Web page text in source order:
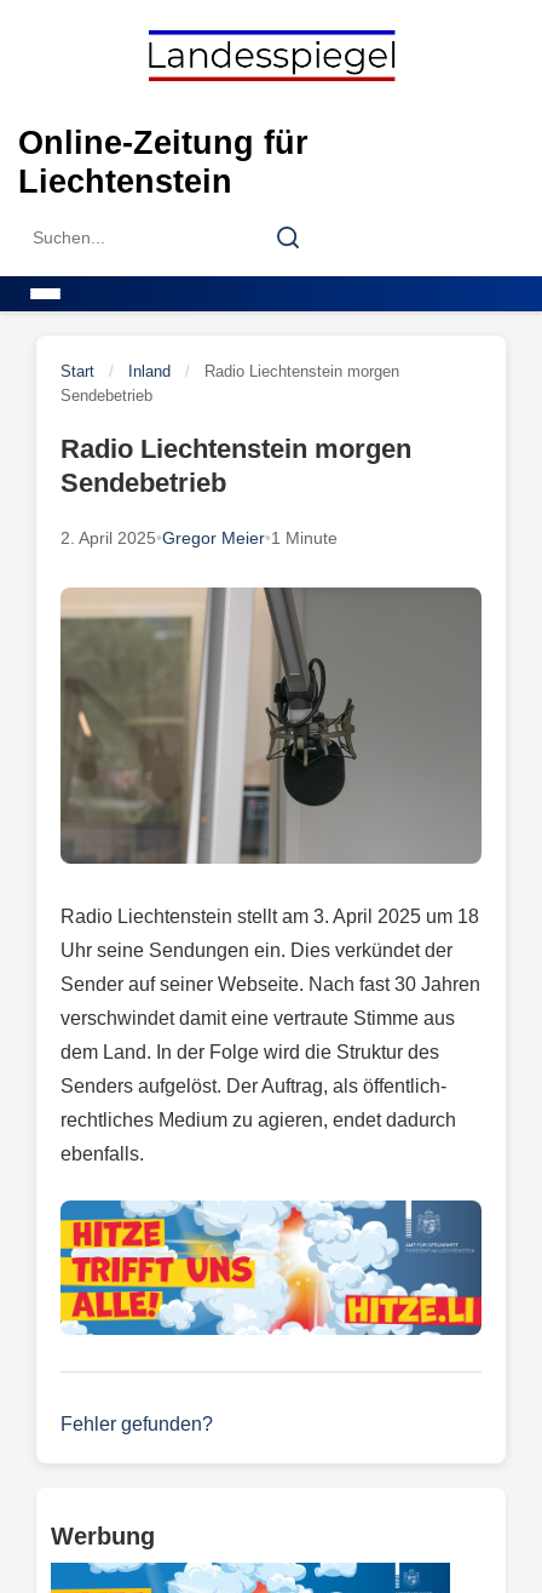
Online-Zeitung für
Liechtenstein
Search
Search
Start / Inland /
Radio Liechtenstein morgen
Sendebetrieb
Radio Liechtenstein morgen
Sendebetrieb
2. April 2025•Gregor Meier•1 Minute
Radio Liechtenstein stellt am 3. April 2025 um 18
Uhr seine Sendungen ein. Dies verkündet der
Sender auf seiner Webseite. Nach fast 30 Jahren
verschwindet damit eine vertraute Stimme aus
dem Land. In der Folge wird die Struktur des
Senders aufgelöst. Der Auftrag, als öffentlich-
rechtliches Medium zu agieren, endet dadurch
ebenfalls.
Fehler gefunden?
Werbung